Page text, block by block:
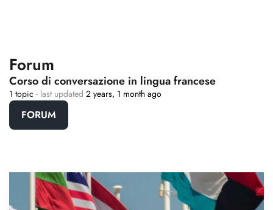
Forum
Corso di conversazione in lingua francese
1 topic - last updated 2 years, 1 month ago
FORUM